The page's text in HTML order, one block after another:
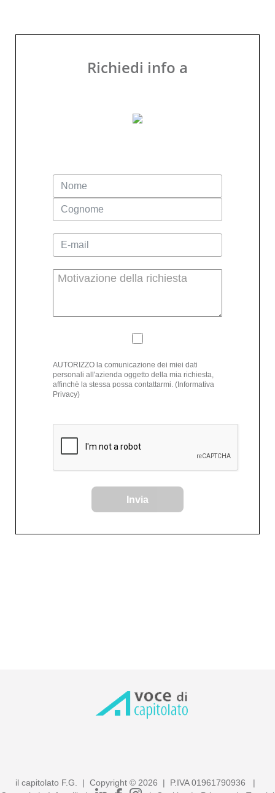
Richiedi info a
AUTORIZZO la comunicazione dei miei dati
personali all'azienda oggetto della mia richiesta,
affinchè la stessa possa contattarmi. (Informativa
Privacy)
Invia
il capitolato F.G. | Copyright © 2026 | P.IVA 01961790936 |